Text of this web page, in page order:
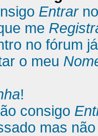
Entrar
me
no fórum
o meu
!
consigo
mas